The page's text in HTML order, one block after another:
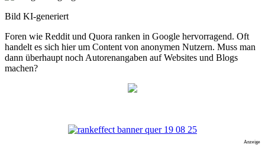
Bild KI-generiert
Foren wie Reddit und Quora ranken in Google hervorragend. Oft
handelt es sich hier um Content von anonymen Nutzern. Muss man
dann überhaupt noch Autorenangaben auf Websites und Blogs
machen?
Anzeige